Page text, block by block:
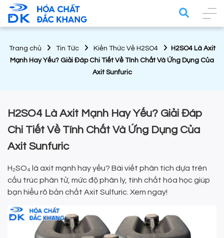
Trang chủ Tin Tức Kiến Thức Về H2SO4
H2SO4 Là Axit
Mạnh Hay Yếu? Giải Đáp Chi Tiết Về Tính Chất Và Ứng Dụng Của
Axit Sunfuric
H2SO4 Là Axit Mạnh Hay Yếu? Giải Đáp
Chi Tiết Về Tính Chất Và Ứng Dụng Của
Axit Sunfuric
H₂SO₄ là axit mạnh hay yếu? Bài viết phân tích dựa trên
cấu trúc phân tử, mức độ phân ly, tính chất hóa học giúp
bạn hiểu rõ bản chất Axit Sulfuric. Xem ngay!